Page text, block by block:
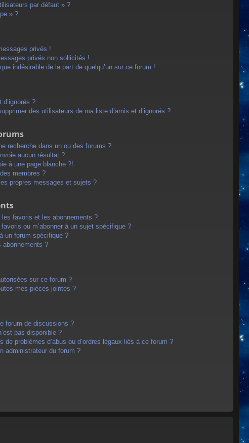
par défaut » ?
» ?
privés !
privés non sollicités !
indésirable de la part de quelqu’un sur ce forum !
?
des utilisateurs de ma liste d’amis et d’ignorés ?
recherche dans un ou des forums ?
aucun résultat ?
à une page blanche ?!
membres ?
propres messages et sujets ?
favoris et les abonnements ?
ou m’abonner à un sujet spécifique ?
un forum spécifique ?
abonnements ?
sur ce forum ?
mes pièces jointes ?
forum de discussions ?
pas disponible ?
de problèmes d’abus ou d’ordres légaux liés à ce forum ?
administrateur du forum ?